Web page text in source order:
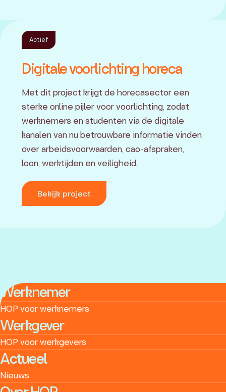
Actief
Digitale voorlichting horeca
Met dit project krijgt de horecasector een
sterke online pijler voor voorlichting, zodat
werknemers en studenten via de digitale
kanalen van nu betrouwbare informatie vinden
over arbeidsvoorwaarden, cao-afspraken,
loon, werktijden en veiligheid.
Bekijk project
Werknemer
HOP voor werknemers
Werkgever
HOP voor werkgevers
Actueel
Nieuws